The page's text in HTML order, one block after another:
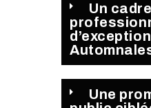
Un cadre
Une